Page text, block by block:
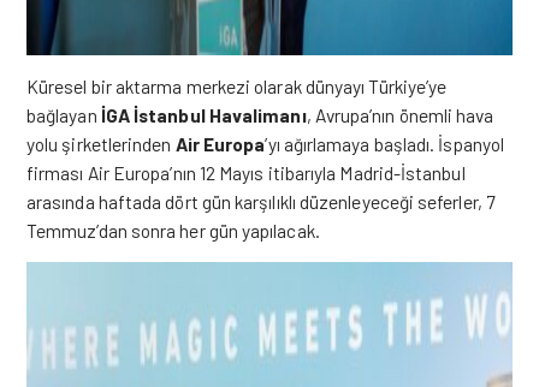
Küresel bir aktarma merkezi olarak dünyayı Türkiye’ye
bağlayan İGAİstanbul Havalimanı, Avrupa’nın önemli hava
yolu şirketlerinden Air Europa’yı ağırlamaya başladı. İspanyol
firması Air Europa’nın 12 Mayıs itibarıyla Madrid-İstanbul
arasında haftada dört gün karşılıklı düzenleyeceği seferler, 7
Temmuz’dan sonra her gün yapılacak.